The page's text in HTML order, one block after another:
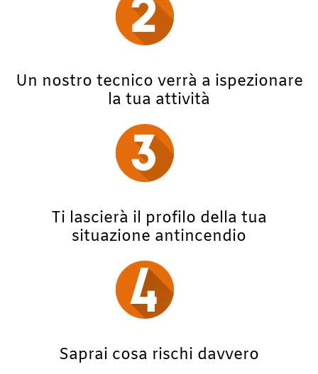
Un nostro tecnico verrà a ispezionare
la tua attività
Ti lascierà il profilo della tua
situazione antincendio
Saprai cosa rischi davvero